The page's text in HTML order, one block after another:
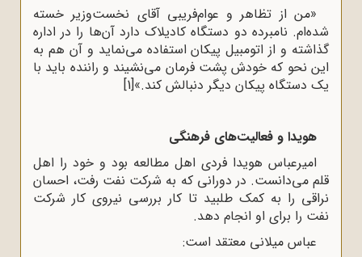
«من از تظاهر و عوام‌فریبى آقاى نخست‌وزیر خسته
شده‌ام. نامبرده دو دستگاه کادیلاک دارد آن‌ها را در اداره
گذاشته و از اتومبیل پیکان استفاده مى‌نماید و آن هم به
این نحو که خودش پشت فرمان مى‌نشیند و راننده باید با
یک دستگاه پیکان دیگر دنبالش کند.»[1]
هویدا و فعالیت‌هاى فرهنگى
امیرعباس هویدا فردى اهل مطالعه بود و خود را اهل
قلم مى‌دانست. در دورانى که به شرکت نفت رفت، احسان
نراقى را به کمک طلبید تا کار بررسى نیروى کار شرکت
نفت را براى او انجام دهد.
عباس میلانى معتقد است: